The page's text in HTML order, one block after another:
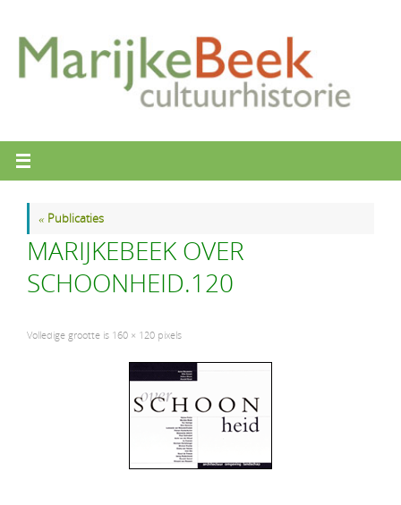
inhoud
« Publicaties
MARIJKEBEEK OVER
SCHOONHEID.120
Volledige grootte is 160 × 120 pixels